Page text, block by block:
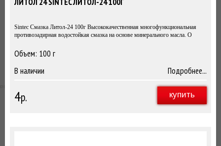
Sintec Смазка Литол-24 100г Высококачественная многофункциональная
противозадирная водостойкая смазка на основе минерального масла. О
Объем: 100 г
В наличии Подробнее...
4р. купить